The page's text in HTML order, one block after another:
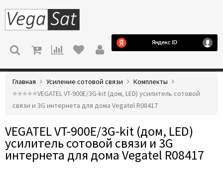
МЕНЮ
Главная Усиление сотовой связи
Комплекты
⭐️⭐️⭐️⭐️⭐️VEGATEL VT-900E/3G-kit (дом, LED) усилитель сотовой
связи и 3G интернета для дома Vegatel R08417
VEGATEL VT-900E/3G-kit (дом, LED)
усилитель сотовой связи и 3G
интернета для дома Vegatel R08417